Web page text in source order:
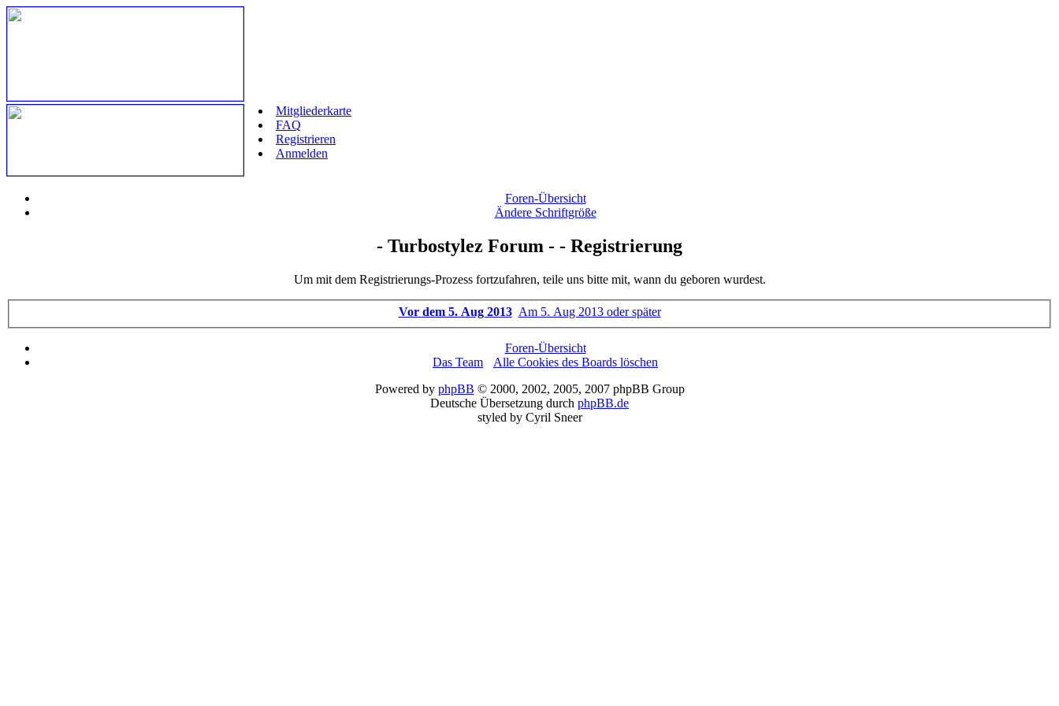
Mitgliederkarte
FAQ
Registrieren
Anmelden
Foren-Übersicht
Ändere Schriftgröße
- Turbostylez Forum - - Registrierung
Um mit dem Registrierungs-Prozess fortzufahren, teile uns bitte mit, wann du geboren wurdest.
Vor dem 5. Aug 2013 Am 5. Aug 2013 oder später
Foren-Übersicht
Das Team
Alle Cookies des Boards löschen
Powered by phpBB © 2000, 2002, 2005, 2007 phpBB Group
Deutsche Übersetzung durch phpBB.de
styled by Cyril Sneer